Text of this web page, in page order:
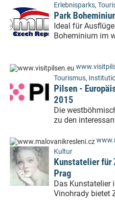
Erlebnisparks,
Park
Ideal für
Boheminium im
Tourismus,
Pilsen -
2015
Die
zu den
Kultur
Kunstatelier für
Prag
Das Kunstatelier
Vinohrady bietet